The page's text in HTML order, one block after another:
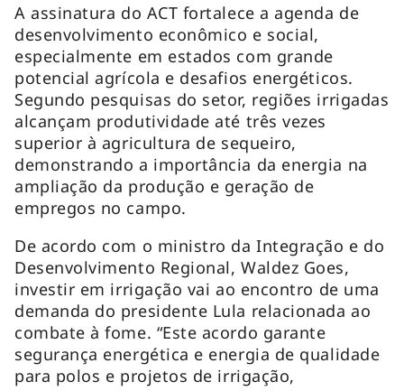
A assinatura do ACT fortalece a agenda de
desenvolvimento econômico e social,
especialmente em estados com grande
potencial agrícola e desafios energéticos.
Segundo pesquisas do setor, regiões irrigadas
alcançam produtividade até três vezes
superior à agricultura de sequeiro,
demonstrando a importância da energia na
ampliação da produção e geração de
empregos no campo.
De acordo com o ministro da Integração e do
Desenvolvimento Regional, Waldez Goes,
investir em irrigação vai ao encontro de uma
demanda do presidente Lula relacionada ao
combate à fome. “Este acordo garante
segurança energética e energia de qualidade
para polos e projetos de irrigação,